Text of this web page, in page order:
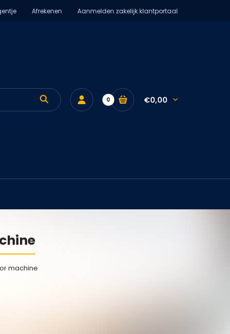
Afrekenen Aanmelden zakelijk klantportaal
0 €0,00
machine